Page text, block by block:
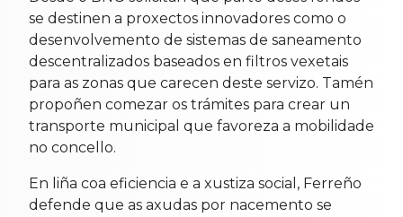
se destinen a proxectos innovadores como o
desenvolvemento de sistemas de saneamento
descentralizados baseados en filtros vexetais
para as zonas que carecen deste servizo. Tamén
propoñen comezar os trámites para crear un
transporte municipal que favoreza a mobilidade
no concello.
En liña coa eficiencia e a xustiza social, Ferreño
defende que as axudas por nacemento se